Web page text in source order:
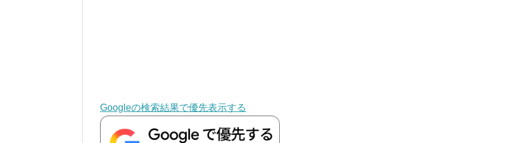
Googleの検索結果で優先表示する